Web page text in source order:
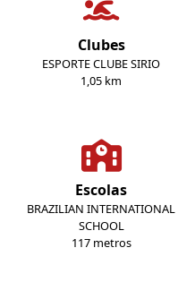
Clubes
ESPORTE CLUBE SIRIO
1,05 km
Escolas
BRAZILIAN INTERNATIONAL
SCHOOL
117 metros